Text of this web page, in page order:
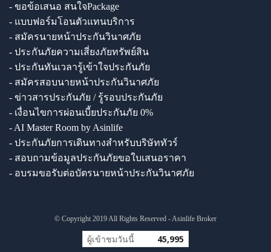
- ขอข้อเสนอ สนใจPackage
- แบบฟอร์มโอนตัวแทนบริการ
- สมัครนายหน้าประกันวินาศภัย
- ประกันภัยความเสี่ยงภัยทรัพย์สิน
- ประกันทันเวลารู้เข้าใจประกันภัย
- สมัครสอบนายหน้าประกันวินาศภัย
- ข่าวสารประกันภัย / รู้รอบประกันภัย
- เงื่อนไขการผ่อนเบี้ยประกันภัย 0%
- AI Master Room by Asinlife
- ประกันภัยการเดินทางสำหรับบริษัททัวร์
- สอบถามข้อมูลประกันภัยขอใบเสนอราคา
- อบรมขอรับต่อบัตรนายหน้าประกันวินาศภัย
© Copyright 2019 All Rights Reserved - Asinlife Broker
ผู้เข้าชมวันนี้ 45,995